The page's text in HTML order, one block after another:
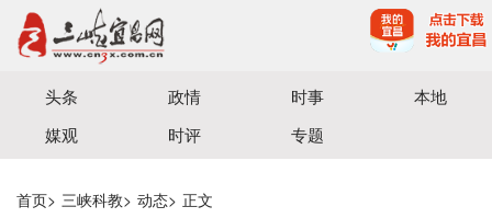
宜昌三峡融媒体中心主办
头条 政情 时事
本地
媒观
时评 专题
首页> 三峡科教> 动态> 正文